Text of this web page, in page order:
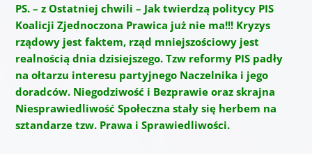
PS. – z Ostatniej chwili – Jak twierdzą politycy PIS
Koalicji Zjednoczona Prawica już nie ma!!! Kryzys
rządowy jest faktem, rząd mniejszościowy jest
realnością dnia dzisiejszego. Tzw reformy PIS padły
na ołtarzu interesu partyjnego Naczelnika i jego
doradców. Niegodziwość i Bezprawie oraz skrajna
Niesprawiedliwość Społeczna stały się herbem na
sztandarze tzw. Prawa i Sprawiedliwości.